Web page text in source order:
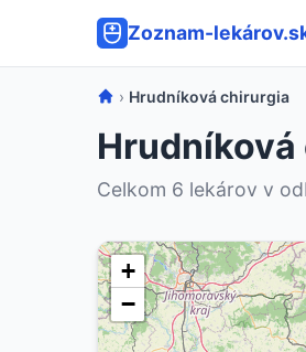
Zoznam-
› Hrudníková chirurgia
Hrudníková
Celkom 6 lekárov v
+
−